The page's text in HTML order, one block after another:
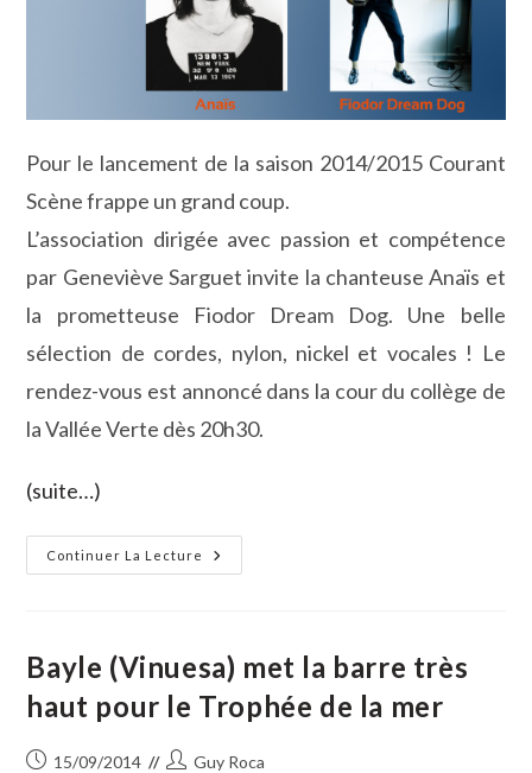
Pour le lancement de la saison 2014/2015 Courant
Scène frappe un grand coup.
L’association dirigée avec passion et compétence
par Geneviève Sarguet invite la chanteuse Anaïs et
la prometteuse Fiodor Dream Dog. Une belle
sélection de cordes, nylon, nickel et vocales ! Le
rendez-vous est annoncé dans la cour du collège de
la Vallée Verte dès 20h30.
(suite…)
Continuer La Lecture
Anaïs
+
Concert
Bayle (Vinuesa) met la barre très
haut pour le Trophée de la mer
Publication
15/09/2014
Auteur/autrice
Guy Roca